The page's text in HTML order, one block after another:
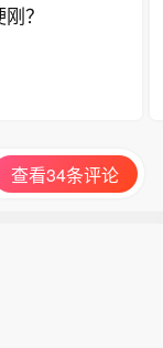
？
查看34条评论